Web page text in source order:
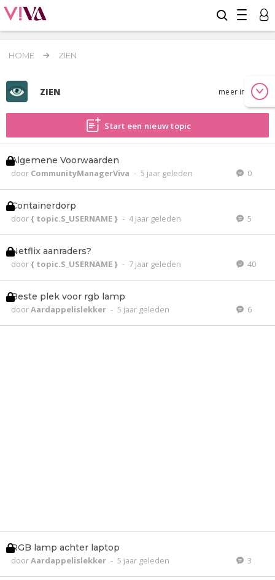
HOME ZIEN
ZIEN meer info
Start een nieuw topic
Algemene Voorwaarden
door CommunityManagerViva - 5 jaar geleden 0
Containerdorp
door{ topic.S_USERNAME } - 4 jaar geleden 5
Netflix aanraders?
door{ topic.S_USERNAME } - 7 jaar geleden 40
Beste plek voor rgb lamp
doorAardappelislekker - 5 jaar geleden 6
RGB lamp achter laptop
doorAardappelislekker - 5 jaar geleden 3